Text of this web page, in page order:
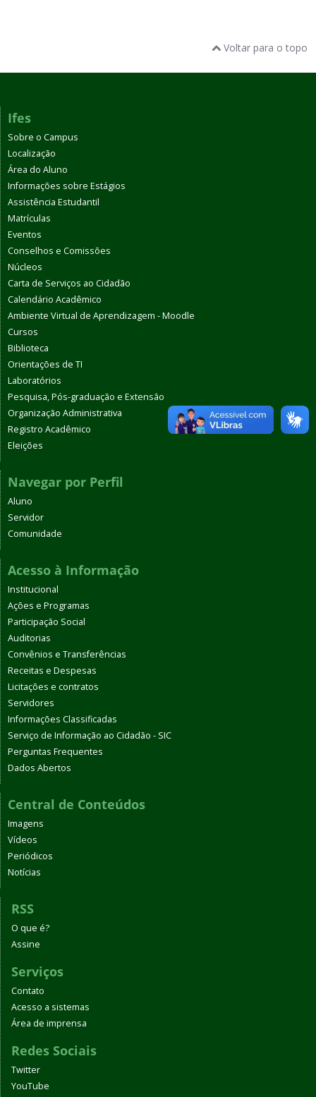
Voltar para o topo
Ifes
Sobre o Campus
Localização
Área do Aluno
Informações sobre Estágios
Assistência Estudantil
Matrículas
Eventos
Conselhos e Comissões
Núcleos
Carta de Serviços ao Cidadão
Calendário Acadêmico
Ambiente Virtual de Aprendizagem - Moodle
Cursos
Biblioteca
Orientações de TI
Laboratórios
Pesquisa, Pós-graduação e Extensão
Organização Administrativa
Registro Acadêmico
Eleições
Navegar por Perfil
Aluno
Servidor
Comunidade
Acesso à Informação
Institucional
Ações e Programas
Participação Social
Auditorias
Convênios e Transferências
Receitas e Despesas
Licitações e contratos
Servidores
Informações Classificadas
Serviço de Informação ao Cidadão - SIC
Perguntas Frequentes
Dados Abertos
Central de Conteúdos
Imagens
Vídeos
Periódicos
Notícias
RSS
O que é?
Assine
Serviços
Contato
Acesso a sistemas
Área de imprensa
Redes Sociais
Twitter
YouTube